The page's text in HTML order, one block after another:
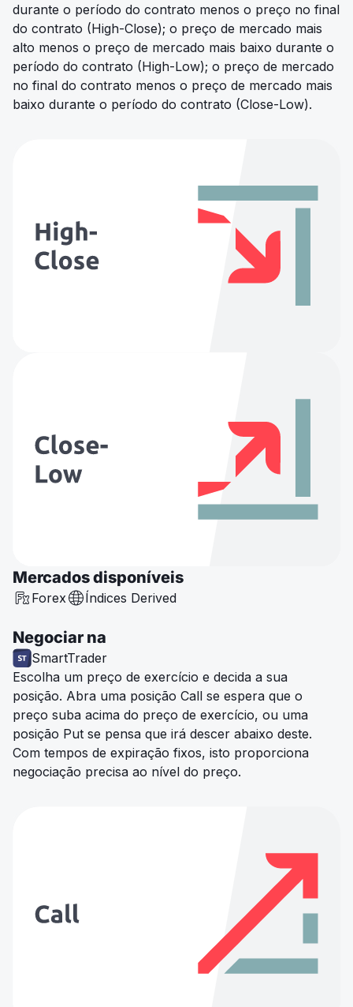
durante o período do contrato menos o preço no final
do contrato (High-Close); o preço de mercado mais
alto menos o preço de mercado mais baixo durante o
período do contrato (High-Low); o preço de mercado
no final do contrato menos o preço de mercado mais
baixo durante o período do contrato (Close-Low).
Mercados disponíveis
Forex Índices Derived
Negociar na
SmartTrader
Escolha um preço de exercício e decida a sua
posição. Abra uma posição Call se espera que o
preço suba acima do preço de exercício, ou uma
posição Put se pensa que irá descer abaixo deste.
Com tempos de expiração fixos, isto proporciona
negociação precisa ao nível do preço.